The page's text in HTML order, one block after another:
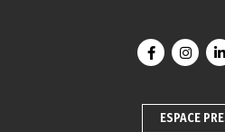
Lien vers le
Lien
ESPACE